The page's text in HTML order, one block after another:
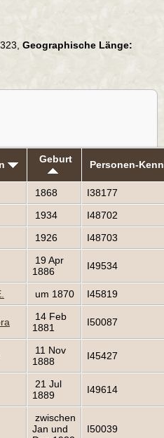
Geographische Länge:
Geburt Personen-
1868
I38177
1934
I48702
1926 I48703
19 Apr
1886
I49534
um 1870 I45819
14 Feb
1881
I50087
11 Nov
1888
I45427
21 Jul
1889
I49614
zwischen
Jan und
I50039